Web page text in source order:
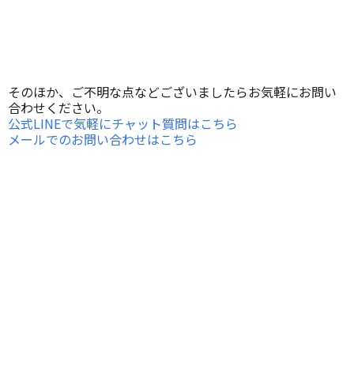
そのほか、ご不明な点などございましたらお気軽にお問い
合わせください。
公式LINEで気軽にチャット質問はこちら
メールでのお問い合わせはこちら